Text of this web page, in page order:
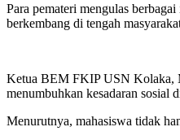
Para pemateri mengulas
berkembang di tengah
Ketua BEM FKIP USN Kolaka,
menumbuhkan kesadaran sosial
Menurutnya, mahasiswa tidak